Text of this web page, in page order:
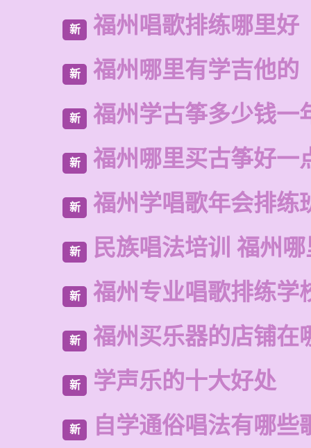
新 福州唱歌排练哪里好
新 福州哪里有学吉他的
新 福州学古筝多少钱一
新 福州哪里买古筝好一
新 福州学唱歌年会排练
新 民族唱法培训 福州
新 福州专业唱歌排练学
新 福州买乐器的店铺在
新 学声乐的十大好处
新 自学通俗唱法有哪些